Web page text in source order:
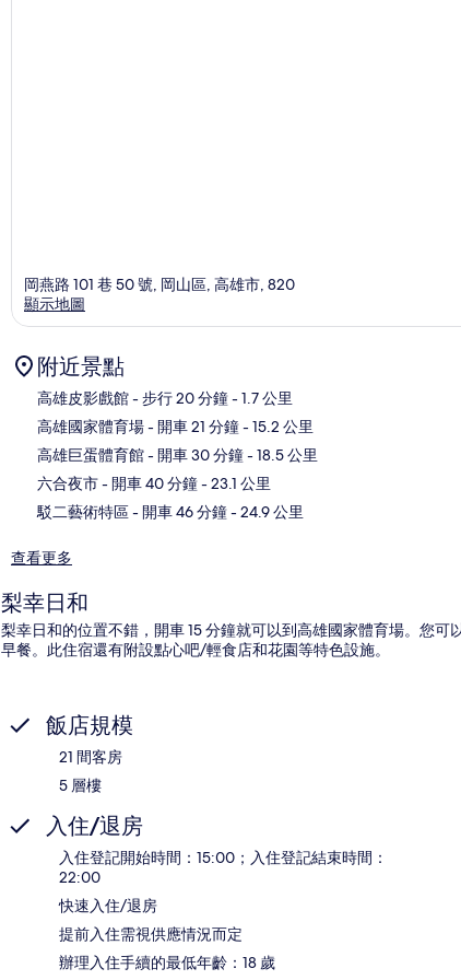
岡燕路 101 巷 50 號, 岡山區, 高雄市, 820
顯示地圖
附近景點
高雄皮影戲館- 步行 20 分鐘- 1.7 公里
高雄國家體育場- 開車 21 分鐘- 15.2 公里
高雄巨蛋體育館- 開車 30 分鐘- 18.5 公里
六合夜市- 開車 40 分鐘- 23.1 公里
駁二藝術特區- 開車 46 分鐘- 24.9 公里
查看更多
梨幸日和
梨幸日和的位置不錯，開車 15 分鐘就可以到高雄國家體育場。您
早餐。此住宿還有附設點心吧/輕食店和花園等特色設施。
飯店規模
21 間客房
5 層樓
入住/退房
入住登記開始時間：15:00；入住登記結束時間：
22:00
快速入住/退房
提前入住需視供應情況而定
辦理入住手續的最低年齡：18 歲